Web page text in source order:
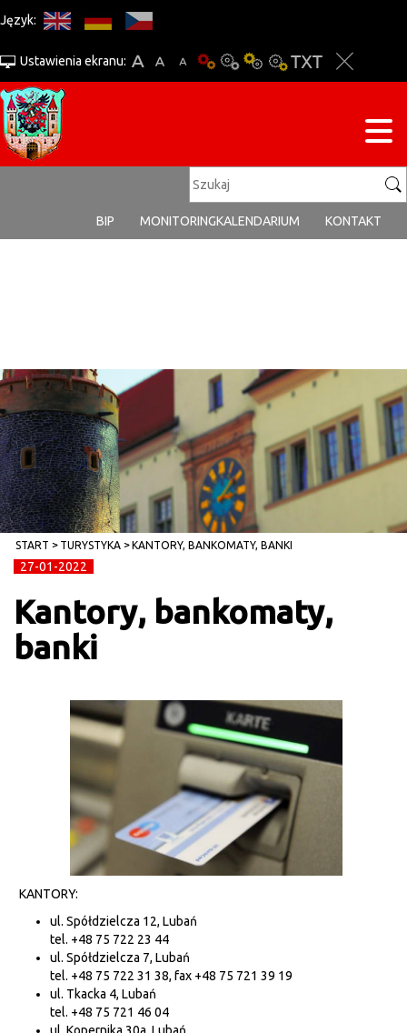
Język:
Ustawienia ekranu:
BIP MONITORINGKALENDARIUM KONTAKT
START TURYSTYKA KANTORY, BANKOMATY, BANKI
27-01-2022
Kantory, bankomaty,
banki
KANTORY:
ul. Spółdzielcza 12, Lubań
tel. +48 75 722 23 44
ul. Spółdzielcza 7, Lubań
tel. +48 75 722 31 38, fax +48 75 721 39 19
ul. Tkacka 4, Lubań
tel. +48 75 721 46 04